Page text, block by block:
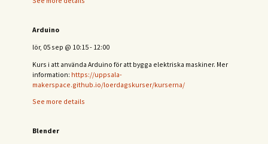
Arduino
lör, 05 sep @ 10:15- 12:00
Kurs i att använda Arduino för att bygga elektriska maskiner. Mer
information: https://uppsala-
makerspace.github.io/loerdagskurser/kurserna/
See more details
Blender